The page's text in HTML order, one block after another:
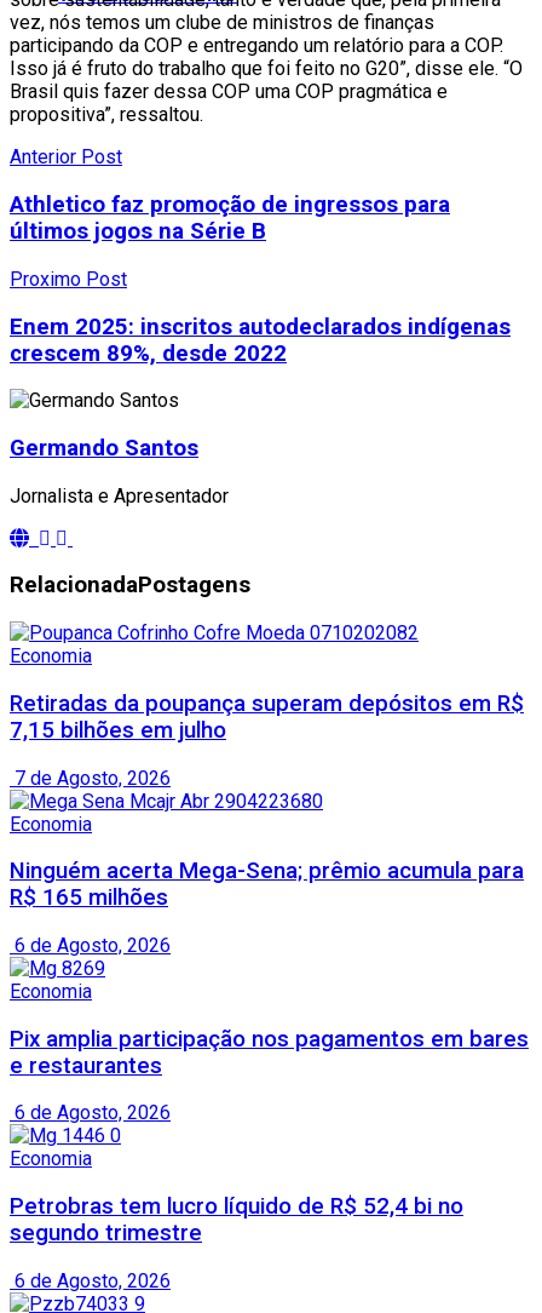
vez, nós temos um clube de ministros de finanças
participando da COP e entregando um relatório para a COP.
Isso já é fruto do trabalho que foi feito no G20”, disse ele. “O
Brasil quis fazer dessa COP uma COP pragmática e
propositiva”, ressaltou.
Anterior Post
Athletico faz promoção de ingressos para
últimos jogos na Série B
Proximo Post
Enem 2025: inscritos autodeclarados indígenas
crescem 89%, desde 2022
Germando Santos
Jornalista e Apresentador
RelacionadaPostagens
Economia
Retiradas da poupança superam depósitos em R$
7,15 bilhões em julho
7 de Agosto, 2026
Economia
Ninguém acerta Mega-Sena; prêmio acumula para
R$ 165 milhões
6 de Agosto, 2026
Economia
Pix amplia participação nos pagamentos em bares
e restaurantes
6 de Agosto, 2026
Economia
Petrobras tem lucro líquido de R$ 52,4 bi no
segundo trimestre
6 de Agosto, 2026